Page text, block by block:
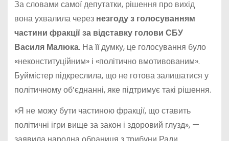
За словами самої депутатки, рішення про вихід
вона ухвалила через незгоду з голосуванням
частини фракції за відставку голови СБУ
Василя Малюка. На її думку, це голосування було
«неконституційним» і «політично вмотивованим».
Буймістер підкреслила, що не готова залишатися у
політичному об’єднанні, яке підтримує такі рішення.
«Я не можу бути частиною фракції, що ставить
політичні ігри вище за закон і здоровий глузд», —